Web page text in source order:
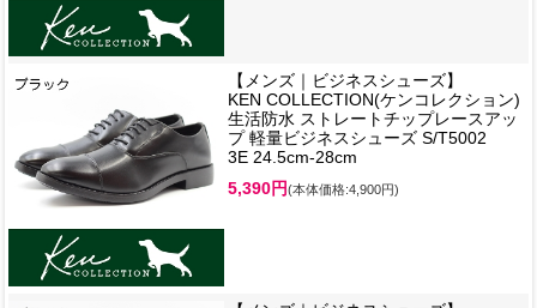
【メンズ｜ビジネスシューズ】
KEN COLLECTION(ケンコレクション)
生活防水 ストレートチップレースアッ
プ 軽量ビジネスシューズ S/T5002
3E 24.5cm-28cm
5,390円(本体価格:4,900円)